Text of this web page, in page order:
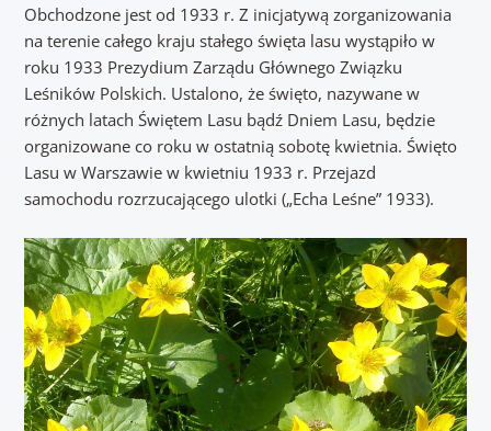
Obchodzone jest od 1933 r. Z inicjatywą zorganizowania
na terenie całego kraju stałego święta lasu wystąpiło w
roku 1933 Prezydium Zarządu Głównego Związku
Leśników Polskich. Ustalono, że święto, nazywane w
różnych latach Świętem Lasu bądź Dniem Lasu, będzie
organizowane co roku w ostatnią sobotę kwietnia. Święto
Lasu w Warszawie w kwietniu 1933 r. Przejazd
samochodu rozrzucającego ulotki („Echa Leśne” 1933).